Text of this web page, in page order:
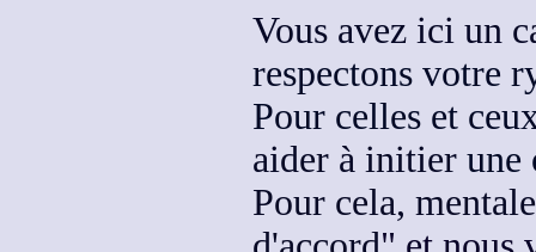
Vous avez ici un
respectons votre
Pour celles et
aider à initier une
Pour cela,